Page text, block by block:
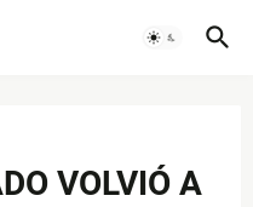
VOLVIÓ A